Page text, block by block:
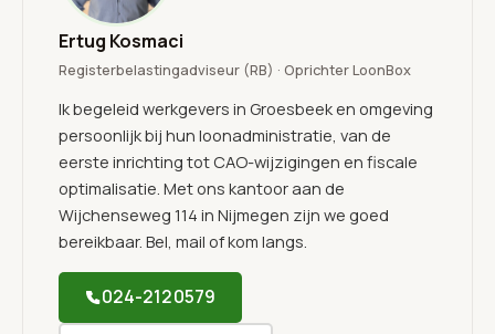
Ertug Kosmaci
Registerbelastingadviseur (RB) · Oprichter LoonBox
Ik begeleid werkgevers in Groesbeek en omgeving
persoonlijk bij hun loonadministratie, van de
eerste inrichting tot CAO-wijzigingen en fiscale
optimalisatie. Met ons kantoor aan de
Wijchenseweg 114 in Nijmegen zijn we goed
bereikbaar. Bel, mail of kom langs.
024-2120579